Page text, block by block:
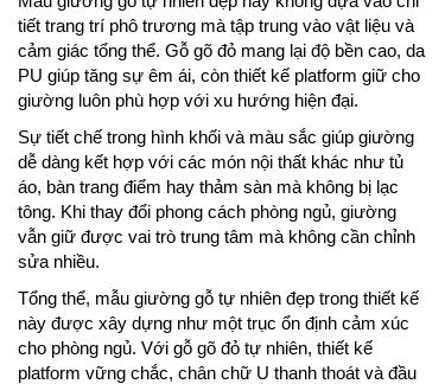
tiết trang trí phô trương mà tập trung vào vật liệu và
cảm giác tổng thể. Gỗ gõ đỏ mang lại độ bền cao, da
PU giúp tăng sự êm ái, còn thiết kế platform giữ cho
giường luôn phù hợp với xu hướng hiện đại.
Sự tiết chế trong hình khối và màu sắc giúp giường
dễ dàng kết hợp với các món nội thất khác như tủ
áo, bàn trang điểm hay thảm sàn mà không bị lạc
tông. Khi thay đổi phong cách phòng ngủ, giường
vẫn giữ được vai trò trung tâm mà không cần chỉnh
sửa nhiều.
Tổng thể, mẫu giường gỗ tự nhiên đẹp trong thiết kế
này được xây dựng như một trục ổn định cảm xúc
cho phòng ngủ. Với gỗ gõ đỏ tự nhiên, thiết kế
platform vững chắc, chân chữ U thanh thoát và đầu